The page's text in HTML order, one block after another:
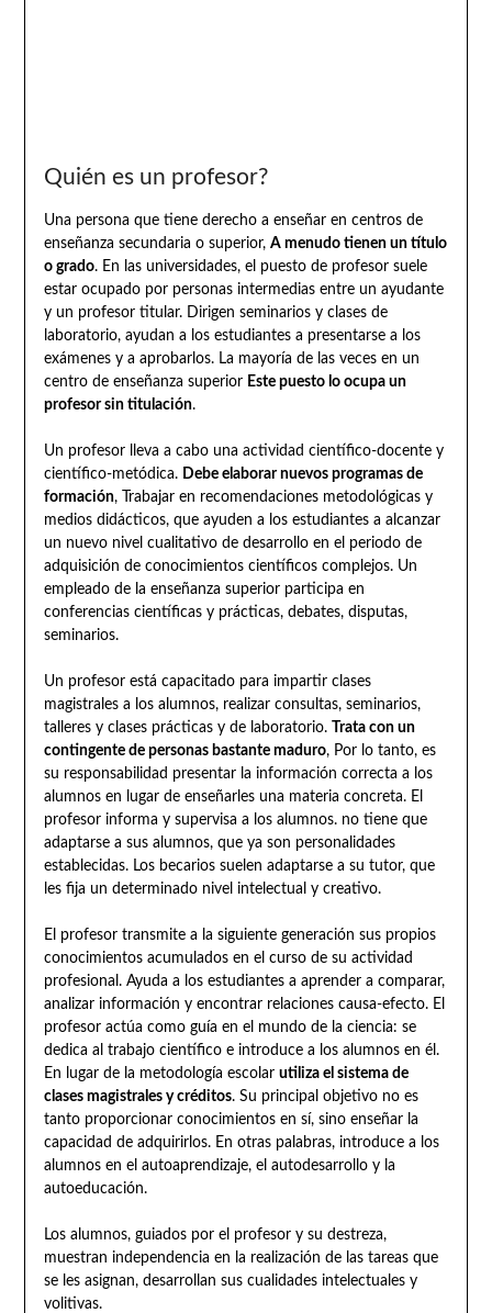
Quién es un profesor?
Una persona que tiene derecho a enseñar en centros de
enseñanza secundaria o superior, A menudo tienen un título
o grado. En las universidades, el puesto de profesor suele
estar ocupado por personas intermedias entre un ayudante
y un profesor titular. Dirigen seminarios y clases de
laboratorio, ayudan a los estudiantes a presentarse a los
exámenes y a aprobarlos. La mayoría de las veces en un
centro de enseñanza superior Este puesto lo ocupa un
profesor sin titulación.
Un profesor lleva a cabo una actividad científico-docente y
científico-metódica. Debe elaborar nuevos programas de
formación, Trabajar en recomendaciones metodológicas y
medios didácticos, que ayuden a los estudiantes a alcanzar
un nuevo nivel cualitativo de desarrollo en el periodo de
adquisición de conocimientos científicos complejos. Un
empleado de la enseñanza superior participa en
conferencias científicas y prácticas, debates, disputas,
seminarios.
Un profesor está capacitado para impartir clases
magistrales a los alumnos, realizar consultas, seminarios,
talleres y clases prácticas y de laboratorio.
Trata con un
contingente de personas bastante maduro, Por lo tanto, es
su responsabilidad presentar la información correcta a los
alumnos en lugar de enseñarles una materia concreta. El
profesor informa y supervisa a los alumnos. no tiene que
adaptarse a sus alumnos, que ya son personalidades
establecidas. Los becarios suelen adaptarse a su tutor, que
les fija un determinado nivel intelectual y creativo.
El profesor transmite a la siguiente generación sus propios
conocimientos acumulados en el curso de su actividad
profesional. Ayuda a los estudiantes a aprender a comparar,
analizar información y encontrar relaciones causa-efecto. El
profesor actúa como guía en el mundo de la ciencia: se
dedica al trabajo científico e introduce a los alumnos en él.
En lugar de la metodología escolar utiliza el sistema de
clases magistrales y créditos. Su principal objetivo no es
tanto proporcionar conocimientos en sí, sino enseñar la
capacidad de adquirirlos. En otras palabras, introduce a los
alumnos en el autoaprendizaje, el autodesarrollo y la
autoeducación.
Los alumnos, guiados por el profesor y su destreza,
muestran independencia en la realización de las tareas que
se les asignan, desarrollan sus cualidades intelectuales y
volitivas.